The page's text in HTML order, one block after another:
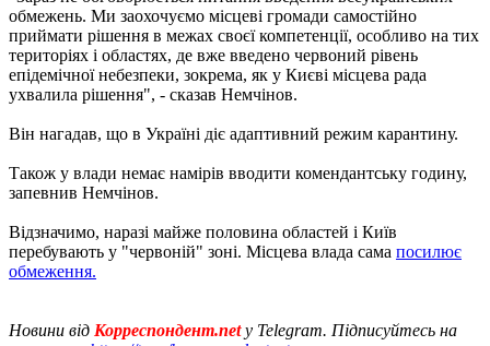
обмежень. Ми заохочуємо місцеві громади самостійно
приймати рішення в межах своєї компетенції, особливо на тих
територіях і областях, де вже введено червоний рівень
епідемічної небезпеки, зокрема, як у Києві місцева рада
ухвалила рішення", - сказав Немчінов.
Він нагадав, що в Україні діє адаптивний режим карантину.
Також у влади немає намірів вводити комендантську годину,
запевнив Немчінов.
Відзначимо, наразі майже половина областей і Київ
перебувають у "червоній" зоні. Місцева влада сама посилює
обмеження.
Новини від Корреспондент.netу Telegram. Підписуйтесь на